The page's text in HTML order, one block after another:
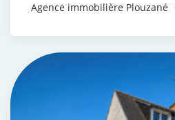
Agence immobilière Plouzané